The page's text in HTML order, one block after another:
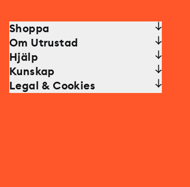
Shoppa
Om Utrustad
Hjälp
Kunskap
Legal & Cookies